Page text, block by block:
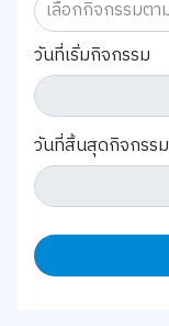
วันที่เริ่มกิจกรรม
วันที่สิ้นสุดกิจกรรม